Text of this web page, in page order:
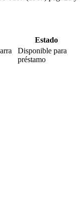
Estado
Disponible para
préstamo